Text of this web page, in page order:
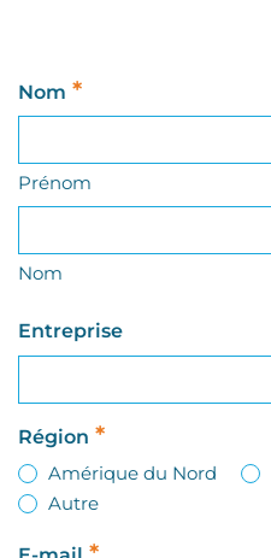
Nom *
Prénom
Nom
Entreprise
Région *
Amérique du Nord
Autre